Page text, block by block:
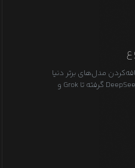
مدل‌های برتر دنیا
هستیم. از OpenAI و DeepSeek گرفته تا Grok و